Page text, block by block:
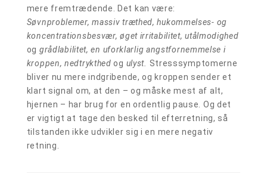
mere fremtrædende. Det kan være:
Søvnproblemer, massiv træthed, hukommelses- og
koncentrationsbesvær, øget irritabilitet, utålmodighed
og grådlabilitet, en uforklarlig angstfornemmelse i
kroppen, nedtrykthed og ulyst.
Stresssymptomerne
bliver nu mere indgribende, og kroppen sender et
klart signal om, at den – og måske mest af alt,
hjernen – har brug for en ordentlig pause. Og det
er vigtigt at tage den besked til efterretning, så
tilstanden ikke udvikler sig i en mere negativ
retning.